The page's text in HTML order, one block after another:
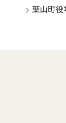
葉山町役